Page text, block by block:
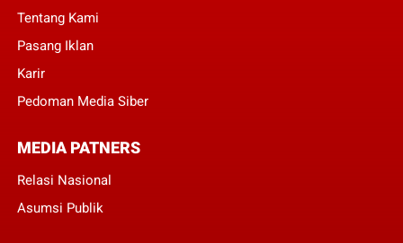
Tentang Kami
Pasang Iklan
Karir
Pedoman Media Siber
MEDIA PATNERS
Relasi Nasional
Asumsi Publik